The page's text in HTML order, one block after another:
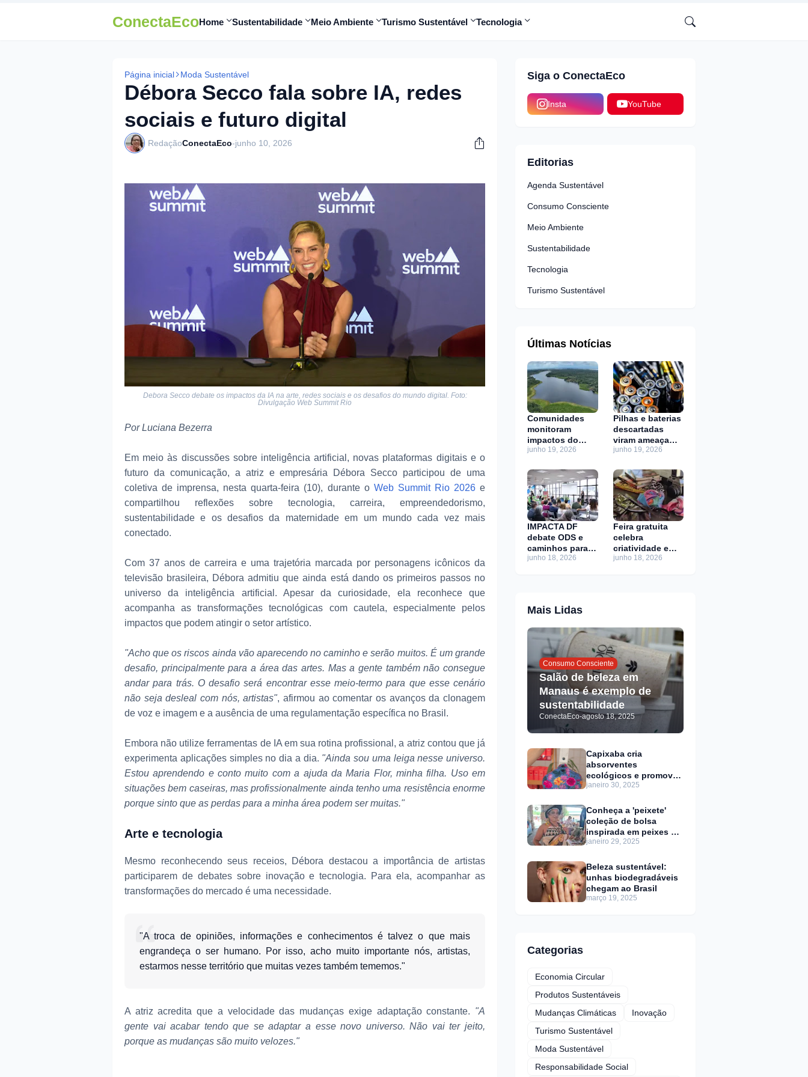
ConectaEcoHome Sustentabilidade Meio Ambiente Turismo Sustentável Tecnologia
Página inicial Moda Sustentável
Débora Secco fala sobre IA, redes
sociais e futuro digital
RedaçãoConectaEco-junho 10, 2026
Debora Secco debate os impactos da IA na arte, redes sociais e os desafios do mundo digital. Foto:
Divulgação Web Summit Rio
Por Luciana Bezerra
Em meio às discussões sobre inteligência artificial, novas plataformas digitais e o
futuro da comunicação, a atriz e empresária Débora Secco participou de uma
coletiva de imprensa, nesta quarta-feira (10), durante o Web Summit Rio 2026e
compartilhou reflexões sobre tecnologia, carreira, empreendedorismo,
sustentabilidade e os desafios da maternidade em um mundo cada vez mais
conectado.
Com 37 anos de carreira e uma trajetória marcada por personagens icônicos da
televisão brasileira, Débora admitiu que ainda está dando os primeiros passos no
universo da inteligência artificial. Apesar da curiosidade, ela reconhece que
acompanha as transformações tecnológicas com cautela, especialmente pelos
impactos que podem atingir o setor artístico.
"Acho que os riscos ainda vão aparecendo no caminho e serão muitos. É um grande
desafio, principalmente para a área das artes. Mas a gente também não consegue
andar para trás. O desafio será encontrar esse meio-termo para que esse cenário
não seja desleal com nós, artistas", afirmou ao comentar os avanços da clonagem
de voz e imagem e a ausência de uma regulamentação específica no Brasil.
Embora não utilize ferramentas de IA em sua rotina profissional, a atriz contou que já
experimenta aplicações simples no dia a dia. "Ainda sou uma leiga nesse universo.
Estou aprendendo e conto muito com a ajuda da Maria Flor, minha filha. Uso em
situações bem caseiras, mas profissionalmente ainda tenho uma resistência enorme
porque sinto que as perdas para a minha área podem ser muitas."
Arte e tecnologia
Mesmo reconhecendo seus receios, Débora destacou a importância de artistas
participarem de debates sobre inovação e tecnologia. Para ela, acompanhar as
transformações do mercado é uma necessidade.
"A troca de opiniões, informações e conhecimentos é talvez o que mais
engrandeça o ser humano. Por isso, acho muito importante nós, artistas,
estarmos nesse território que muitas vezes também tememos."
A atriz acredita que a velocidade das mudanças exige adaptação constante. "A
gente vai acabar tendo que se adaptar a esse novo universo. Não vai ter jeito,
porque as mudanças são muito velozes."
Siga o ConectaEco
Insta YouTube
Editorias
Agenda Sustentável
Consumo Consciente
Meio Ambiente
Sustentabilidade
Tecnologia
Turismo Sustentável
Últimas Notícias
Comunidades
monitoram
impactos do
clima em lagos
junho 19, 2026
Pilhas e baterias
descartadas
viram ameaça
invisível
junho 19, 2026
IMPACTA DF
debate ODS e
caminhos para o
desenvolviment
junho 18, 2026
Feira gratuita
celebra
criatividade e
consumo
junho 18, 2026
Mais Lidas
Consumo Consciente
Salão de beleza em
Manaus é exemplo de
sustentabilidade
ConectaEco-agosto 18, 2025
Capixaba cria
absorventes
ecológicos e promove
educação menstrual
janeiro 30, 2025
Conheça a 'peixete'
coleção de bolsa
inspirada em peixes da
Amazônia
janeiro 29, 2025
Beleza sustentável:
unhas biodegradáveis
chegam ao Brasil
março 19, 2025
Categorias
Economia Circular
Produtos Sustentáveis
Mudanças Climáticas
Inovação
Turismo Sustentável
Moda Sustentável
Responsabilidade Social